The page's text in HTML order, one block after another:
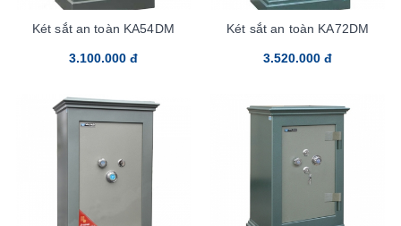
Két sắt an toàn KA54DM
3.100.000 đ
Két sắt an toàn KA72DM
3.520.000 đ